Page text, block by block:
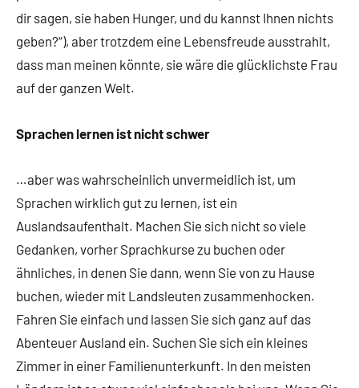
dir sagen, sie haben Hunger, und du kannst Ihnen nichts
geben?“), aber trotzdem eine Lebensfreude ausstrahlt,
dass man meinen könnte, sie wäre die glücklichste Frau
auf der ganzen Welt.
Sprachen lernen ist nicht schwer
…aber was wahrscheinlich unvermeidlich ist, um
Sprachen wirklich gut zu lernen, ist ein
Auslandsaufenthalt. Machen Sie sich nicht so viele
Gedanken, vorher Sprachkurse zu buchen oder
ähnliches, in denen Sie dann, wenn Sie von zu Hause
buchen, wieder mit Landsleuten zusammenhocken.
Fahren Sie einfach und lassen Sie sich ganz auf das
Abenteuer Ausland ein. Suchen Sie sich ein kleines
Zimmer in einer Familienunterkunft. In den meisten